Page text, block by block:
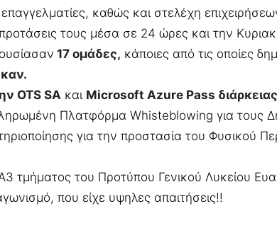
καθώς και στελέχη
τους μέσα σε 24 ώρες και την
17 ομάδες, κάποιες από τις οποίες
OTS SA και Microsoft Azure Pass
Πλατφόρμα Whisteblowing για τους
για την προστασία του Φυσικού
τμήματος του Προτύπου Γενικού Λυκείου
που είχε υψηλες απαιτήσεις!!